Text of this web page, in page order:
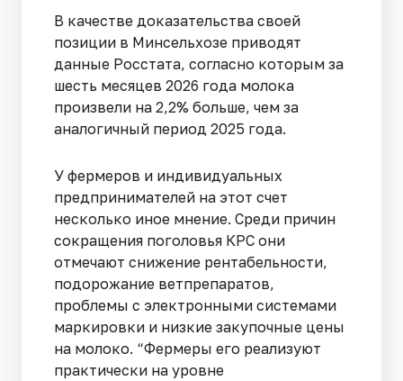
В качестве доказательства своей
позиции в Минсельхозе приводят
данные Росстата, согласно которым за
шесть месяцев 2026 года молока
произвели на 2,2% больше, чем за
аналогичный период 2025 года.
У фермеров и индивидуальных
предпринимателей на этот счет
несколько иное мнение. Среди причин
сокращения поголовья КРС они
отмечают снижение рентабельности,
подорожание ветпрепаратов,
проблемы с электронными системами
маркировки и низкие закупочные цены
на молоко. “Фермеры его реализуют
практически на уровне